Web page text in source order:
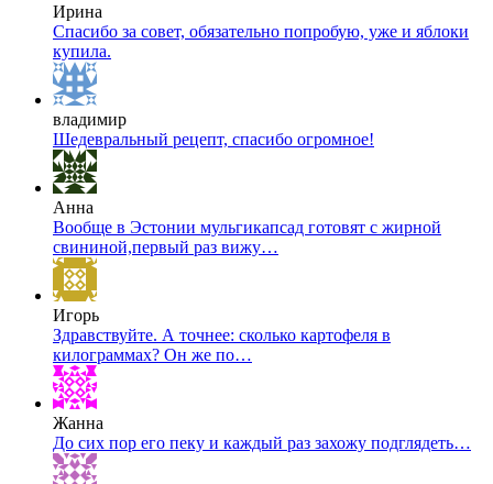
Ирина
Спасибо за совет, обязательно попробую, уже и яблоки
купила.
владимир
Шедевральный рецепт, спасибо огромное!
Анна
Вообще в Эстонии мульгикапсад готовят с жирной
свининой,первый раз вижу…
Игорь
Здравствуйте. А точнее: сколько картофеля в
килограммах? Он же по…
Жанна
До сих пор его пеку и каждый раз захожу подглядеть…